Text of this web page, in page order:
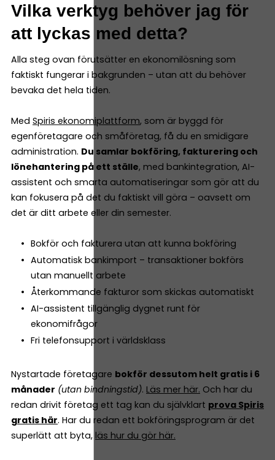
Vilka verktyg behöver jag för
att lyckas med detta?
Alla steg ovan förutsätter en ekonomilösning som
faktiskt fungerar i bakgrunden – utan att du behöver
bevaka det hela tiden.
Med Spiris ekonomiplattform, som är byggd för
egenföretagare och småföretag, få du en smidigare
administration. Du samlar bokföring, fakturering och
lönehantering på ett ställe, med bankintegration, AI-
assistent och smarta automatiseringar som gör att du
kan fokusera på det du faktiskt vill göra – oavsett om
det är ditt arbete eller din semester.
Bokför och fakturera utan att kunna bokföring
Automatisk bankimport – transaktioner bokförs
utan manuellt arbete
Återkommande fakturor som skickas automatiskt
AI-assistent tillgänglig dygnet runt för
ekonomifrågor
Fri telefonsupport i världsklass
Nystartade företagare bokför dessutom helt gratis i 6
månader (utan bindningstid). Läs mer här. Och har du
redan drivit företag ett tag kan du självklart prova Spiris
gratis här. Har du redan ett bokföringsprogram är det
superlätt att byta, läs hur du gör här.